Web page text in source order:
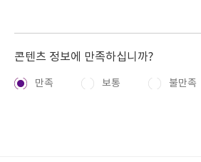
콘텐츠 정보에 만족하십니까?
만족 보통 불만족